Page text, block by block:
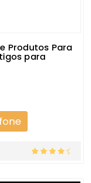
Produtos Para
para